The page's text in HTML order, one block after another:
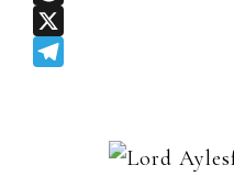
Threads
X